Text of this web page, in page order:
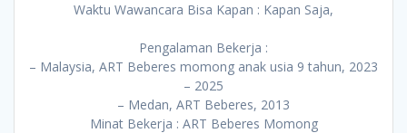
Waktu Wawancara Bisa Kapan : Kapan Saja,
Pengalaman Bekerja :
– Malaysia, ART Beberes momong anak usia 9 tahun, 2023
– 2025
– Medan, ART Beberes, 2013
Minat Bekerja : ART Beberes Momong